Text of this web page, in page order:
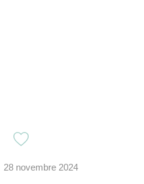
28 novembre 2024